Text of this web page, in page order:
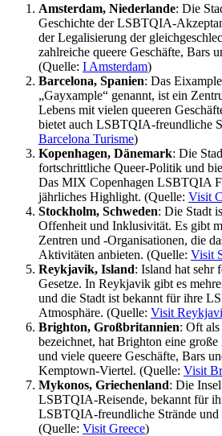
Amsterdam, Niederlande: Die
Geschichte der LSBTQIA-
der Legalisierung der
zahlreiche queere Geschäfte, Bars
(Quelle: I Amsterdam)
Barcelona, Spanien: Das
„Gayxample“ genannt, ist ein
Lebens mit vielen queeren
bietet auch LSBTQIA-freundliche
Barcelona Turisme)
Kopenhagen, Dänemark: Die
fortschrittliche Queer-Politik und
Das MIX Copenhagen LSBTQIA
jährliches Highlight. (Quelle: Visit
Stockholm, Schweden: Die Stadt
Offenheit und Inklusivität. Es gibt
Zentren und -Organisationen, die
Aktivitäten anbieten. (Quelle: Visit
Reykjavik, Island: Island hat
Gesetze. In Reykjavik gibt es
und die Stadt ist bekannt für ihre
Atmosphäre. (Quelle: Visit
Brighton, Großbritannien: Oft
bezeichnet, hat Brighton eine
und viele queere Geschäfte, Bars
Kemptown-Viertel. (Quelle: Visit
Mykonos, Griechenland: Die
LSBTQIA-Reisende, bekannt für
LSBTQIA-freundliche Strände und
(Quelle: Visit Greece)